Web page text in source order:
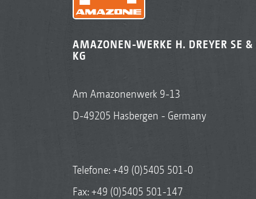
AMAZONEN-WERKE H. DREYER SE &
KG
Am Amazonenwerk 9-13
D-49205 Hasbergen - Germany
Telefone:+49 (0)5405 501-0
Fax: +49 (0)5405 501-147